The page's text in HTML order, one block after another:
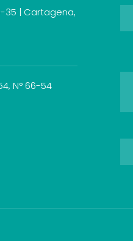
35 | Cartagena,
N° 66-54